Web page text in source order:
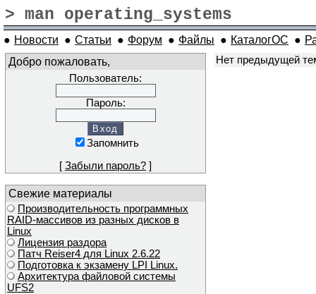
> man operating_systems
● Новости ● Статьи ● Форум ● Файлы ● КаталогОС ●
Добро пожаловать,
Пользователь:
Пароль:
Запомнить
[ Забыли пароль? ]
Свежие материалы
Производительность программных
RAID-массивов из разных дисков в
Linux
Лицензия раздора
Патч Reiser4 для Linux 2.6.22
Подготовка к экзамену LPI Linux.
Архитектура файловой системы
UFS2
Нет предыдущей